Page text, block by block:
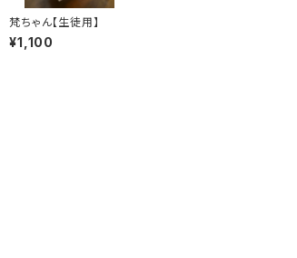
梵ちゃん【生徒用】
¥1,100